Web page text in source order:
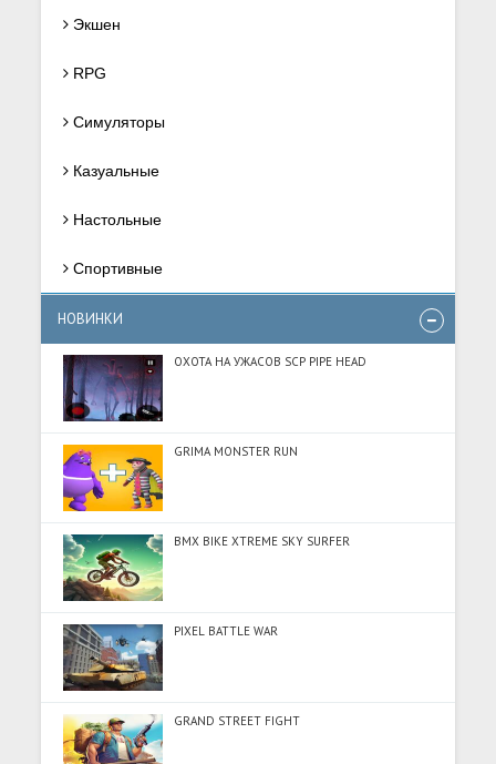
Экшен
RPG
Симуляторы
Казуальные
Настольные
Спортивные
НОВИНКИ
ОХОТА НА УЖАСОВ SCP PIPE HEAD
GRIMA MONSTER RUN
BMX BIKE XTREME SKY SURFER
PIXEL BATTLE WAR
GRAND STREET FIGHT